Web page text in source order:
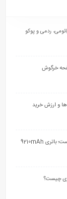
Redmi Note 17 Pro Max تقریباً یک پاوربانک است؛ باتری 9210mAh